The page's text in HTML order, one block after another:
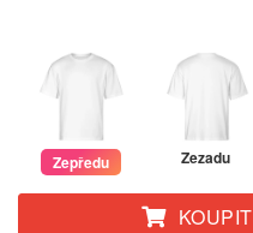
Zepředu Zezadu
KOUPIT